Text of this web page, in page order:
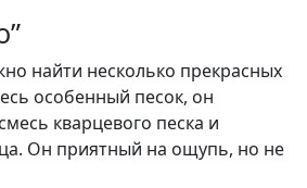
найти несколько прекрасных
особенный песок, он
кварцевого песка и
Он приятный на ощупь, но не